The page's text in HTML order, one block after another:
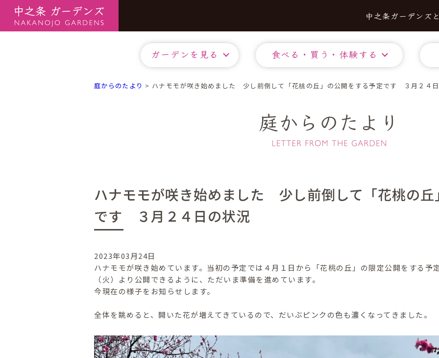
中之条ガーデンズ
ガーデンを見る 食べる・買う・体験する
庭からのたより > ハナモモが咲き始めました 少し前倒して「花桃の丘」の公開をする予定です ３月２４
庭からのたより
ハナモモが咲き始めました 少し前倒して「花桃の丘
です ３月２４日の状況
2023年03月24日
ハナモモが咲き始めています。当初の予定では４月１日から「花桃の丘」の限定公開をする予
（火）より公開できるように、ただいま準備を進めています。
今現在の様子をお知らせします。
全体を眺めると、開いた花が増えてきているので、だいぶピンクの色も濃くなってきました。